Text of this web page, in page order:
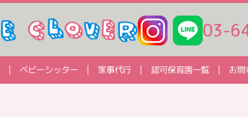
03-
ベビーシッター 家事代行 認可保育園一覧 お